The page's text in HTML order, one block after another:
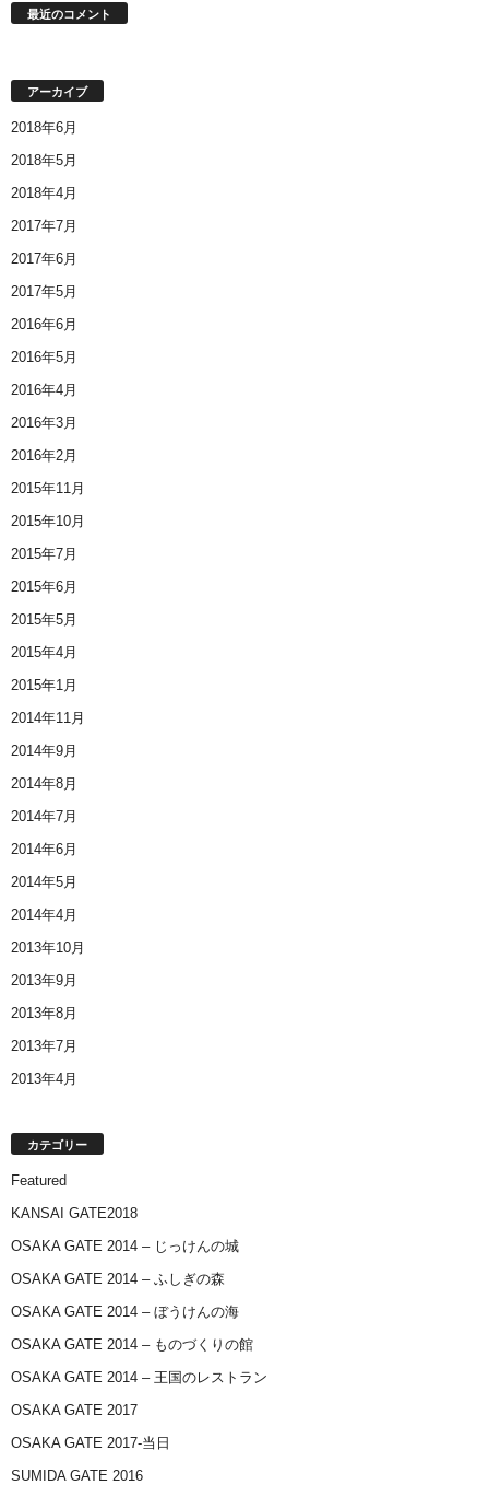
最近のコメント
アーカイブ
2018年6月
2018年5月
2018年4月
2017年7月
2017年6月
2017年5月
2016年6月
2016年5月
2016年4月
2016年3月
2016年2月
2015年11月
2015年10月
2015年7月
2015年6月
2015年5月
2015年4月
2015年1月
2014年11月
2014年9月
2014年8月
2014年7月
2014年6月
2014年5月
2014年4月
2013年10月
2013年9月
2013年8月
2013年7月
2013年4月
カテゴリー
Featured
KANSAI GATE2018
OSAKA GATE 2014 – じっけんの城
OSAKA GATE 2014 – ふしぎの森
OSAKA GATE 2014 – ぼうけんの海
OSAKA GATE 2014 – ものづくりの館
OSAKA GATE 2014 – 王国のレストラン
OSAKA GATE 2017
OSAKA GATE 2017-当日
SUMIDA GATE 2016